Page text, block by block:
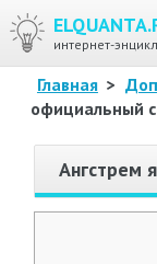
интернет-
Главная >
официальный
Ангстрем